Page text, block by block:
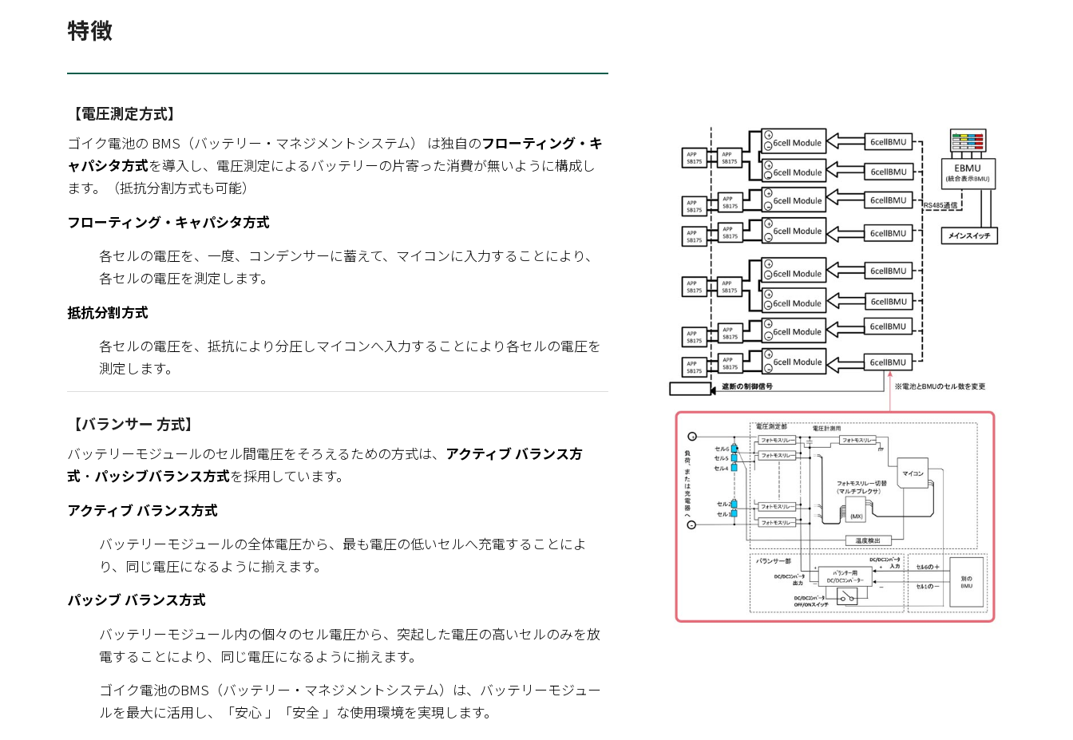
特徴
【電圧測定方式】
ゴイク電池の BMS（バッテリー・マネジメントシステム） は独自のフローティング・キ
ャパシタ方式を導入し、電圧測定によるバッテリーの片寄った消費が無いように構成し
ます。（抵抗分割方式も可能）
フローティング・キャパシタ方式
各セルの電圧を、一度、コンデンサーに蓄えて、マイコンに入力することにより、
各セルの電圧を測定します。
抵抗分割方式
各セルの電圧を、抵抗により分圧しマイコンへ入力することにより各セルの電圧を
測定します。
【バランサー 方式】
バッテリーモジュールのセル間電圧をそろえるための方式は、 アクティブ バランス方
式 ・ パッシブバランス方式を採用しています。
アクティブ バランス方式
バッテリーモジュールの全体電圧から、最も電圧の低いセルへ充電することによ
り、同じ電圧になるように揃えます。
パッシブ バランス方式
バッテリーモジュール内の個々のセル電圧から、突起した電圧の高いセルのみを放
電することにより、同じ電圧になるように揃えます。
ゴイク電池のBMS（バッテリー・マネジメントシステム）は、バッテリーモジュー
ルを最大に活用し、「安心 」「安全 」な使用環境を実現します。